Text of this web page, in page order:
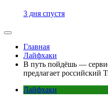
3 дня спустя
Главная
Лайфхаки
В путь пойдёшь —
предлагает российский
Лайфхаки